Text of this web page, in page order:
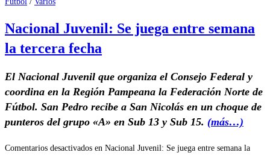
Nacional Juvenil: Se juega entre semana
la tercera fecha
El Nacional Juvenil que organiza el Consejo Federal y
coordina en la Región Pampeana la Federación Norte de
Fútbol. San Pedro recibe a San Nicolás en un choque de
punteros del grupo «A» en Sub 13 y Sub 15. (más…)
Comentarios desactivados en Nacional Juvenil: Se juega entre semana la